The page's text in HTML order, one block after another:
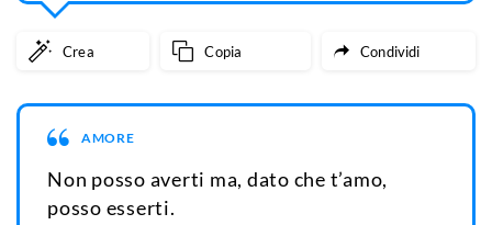
Crea Copia Condividi
AMORE
Non posso averti ma, dato che t’amo,
posso esserti.